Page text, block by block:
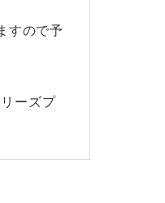
すので予
ーズプ